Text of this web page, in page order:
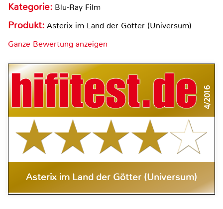
Kategorie: Blu-Ray Film
Produkt: Asterix im Land der Götter (Universum)
Ganze Bewertung anzeigen
4/2016
Asterix im Land der Götter (Universum)